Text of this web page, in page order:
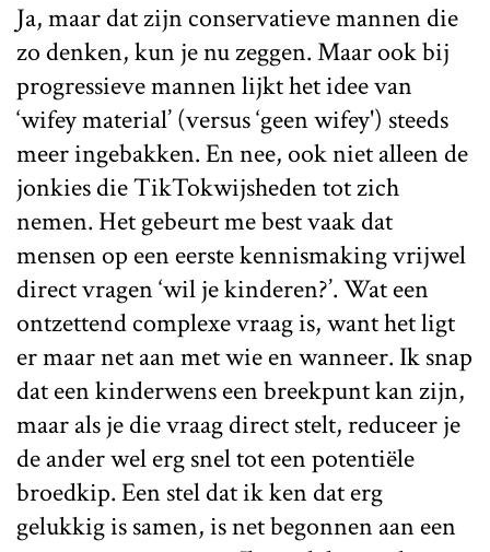
Ja, maar dat zijn conservatieve mannen die
zo denken, kun je nu zeggen. Maar ook bij
progressieve mannen lijkt het idee van
‘wifey material’ (versus ‘geen wifey') steeds
meer ingebakken. En nee, ook niet alleen de
jonkies die TikTokwijsheden tot zich
nemen. Het gebeurt me best vaak dat
mensen op een eerste kennismaking vrijwel
direct vragen ‘wil je kinderen?’. Wat een
ontzettend complexe vraag is, want het ligt
er maar net aan met wie en wanneer. Ik snap
dat een kinderwens een breekpunt kan zijn,
maar als je die vraag direct stelt, reduceer je
de ander wel erg snel tot een potentiële
broedkip. Een stel dat ik ken dat erg
gelukkig is samen, is net begonnen aan een